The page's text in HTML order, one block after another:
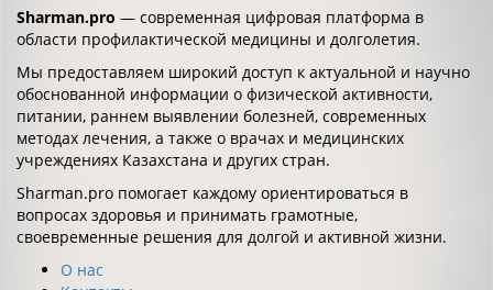
Sharman.pro — современная цифровая платформа в
области профилактической медицины и долголетия.
Мы предоставляем широкий доступ к актуальной и научно
обоснованной информации о физической активности,
питании, раннем выявлении болезней, современных
методах лечения, а также о врачах и медицинских
учреждениях Казахстана и других стран.
Sharman.pro помогает каждому ориентироваться в
вопросах здоровья и принимать грамотные,
своевременные решения для долгой и активной жизни.
О нас